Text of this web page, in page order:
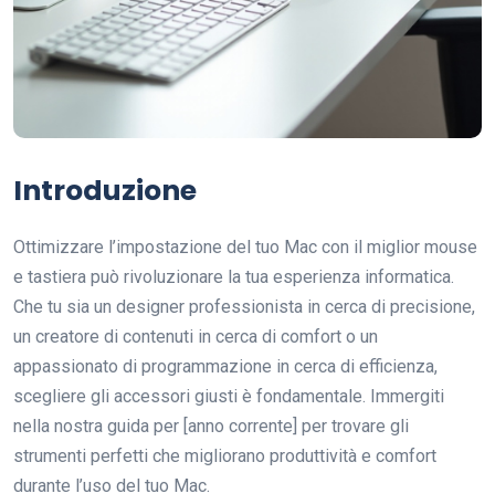
Introduzione
Ottimizzare l’impostazione del tuo Mac con il miglior mouse
e tastiera può rivoluzionare la tua esperienza informatica.
Che tu sia un designer professionista in cerca di precisione,
un creatore di contenuti in cerca di comfort o un
appassionato di programmazione in cerca di efficienza,
scegliere gli accessori giusti è fondamentale. Immergiti
nella nostra guida per [anno corrente] per trovare gli
strumenti perfetti che migliorano produttività e comfort
durante l’uso del tuo Mac.